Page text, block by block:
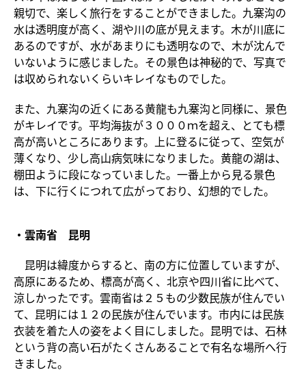
親切で、楽しく旅行をすることができました。九寨沟の
水は透明度が高く、湖や川の底が見えます。木が川底に
あるのですが、水があまりにも透明なので、木が沈んで
いないように感じました。その景色は神秘的で、写真で
は収められないくらいキレイなものでした。
また、九寨沟の近くにある黄龍も九寨沟と同様に、景色
がキレイです。平均海抜が３０００ｍを超え、とても標
高が高いところにあります。上に登るに従って、空気が
薄くなり、少し高山病気味になりました。黄龍の湖は、
棚田ように段になっていました。一番上から見る景色
は、下に行くにつれて広がっており、幻想的でした。
・雲南省 昆明
昆明は緯度からすると、南の方に位置していますが、
高原にあるため、標高が高く、北京や四川省に比べて、
涼しかったです。雲南省は２５もの少数民族が住んでい
て、昆明には１２の民族が住んでいます。市内には民族
衣装を着た人の姿をよく目にしました。昆明では、石林
という背の高い石がたくさんあることで有名な場所へ行
きました。